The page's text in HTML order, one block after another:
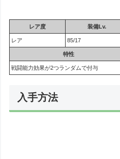
レア度 装備Lv.
レア 85/17
特性
戦闘能力効果が2つランダムで付与
入手方法